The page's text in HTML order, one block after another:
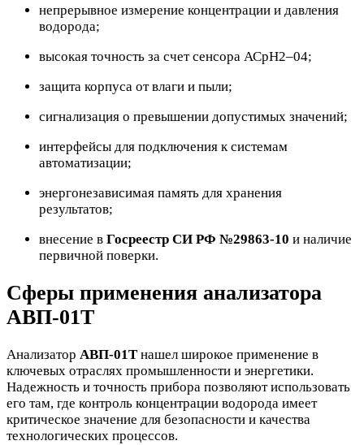
непрерывное измерение концентрации и давления
водорода;
высокая точность за счет сенсора АСрН2–04;
защита корпуса от влаги и пыли;
сигнализация о превышении допустимых значений;
интерфейсы для подключения к системам
автоматизации;
энергонезависимая память для хранения
результатов;
внесение в Госреестр СИ РФ №29863-10 и наличие
первичной поверки.
Сферы применения анализатора
АВП-01Т
Анализатор АВП-01Т нашел широкое применение в
ключевых отраслях промышленности и энергетики.
Надежность и точность прибора позволяют использовать
его там, где контроль концентрации водорода имеет
критическое значение для безопасности и качества
технологических процессов.